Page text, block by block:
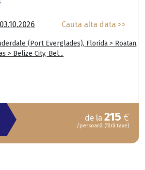
03.10.2026 Cauta alta data >>
(Port Everglades), Florida > Roatan,
> Belize City, Bel...
de la 215 €
/persoană (fără taxe)